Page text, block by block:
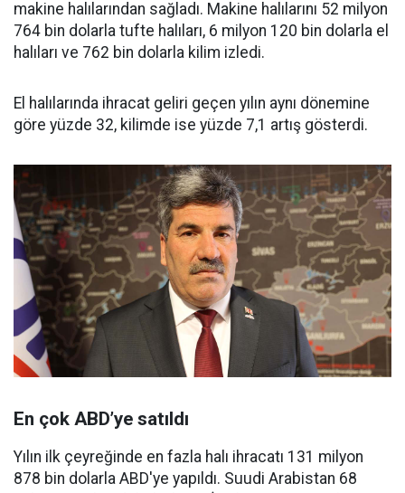
makine halılarından sağladı. Makine halılarını 52 milyon
764 bin dolarla tufte halıları, 6 milyon 120 bin dolarla el
halıları ve 762 bin dolarla kilim izledi.
El halılarında ihracat geliri geçen yılın aynı dönemine
göre yüzde 32, kilimde ise yüzde 7,1 artış gösterdi.
En çok ABD’ye satıldı
Yılın ilk çeyreğinde en fazla halı ihracatı 131 milyon
878 bin dolarla ABD'ye yapıldı. Suudi Arabistan 68